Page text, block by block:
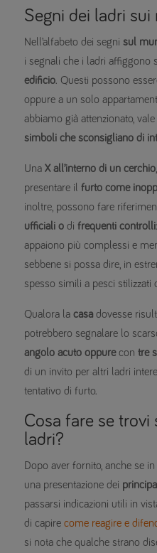
Segni dei ladri sui
Nell’alfabeto dei segni sul
i segnali che i ladri affiggono
edificio. Questi possono
oppure a un solo
abbiamo già attenzionato,
simboli che sconsigliano di
Una X all’interno di un cerchio
presentare il furto come
inoltre, possono fare
ufficiali o di frequenti controlli
appaiono più complessi e
sebbene si possa dire, in
spesso simili a pesci stilizzati
Qualora la casa dovesse
potrebbero segnalare lo
angolo acuto oppurecon tre
di un invito per altri ladri
tentativo di furto.
Cosa fare se trovi
ladri?
Dopo aver fornito, anche se
una presentazione dei
passarsi indicazioni utili in
di capire come reagire e
si nota che qualche strano